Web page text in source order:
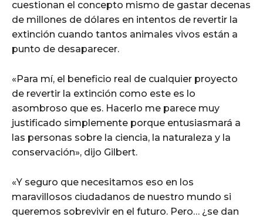
cuestionan el concepto mismo de gastar decenas
de millones de dólares en intentos de revertir la
extinción cuando tantos animales vivos están a
punto de desaparecer.
«Para mí, el beneficio real de cualquier proyecto
de revertir la extinción como este es lo
asombroso que es. Hacerlo me parece muy
justificado simplemente porque entusiasmará a
las personas sobre la ciencia, la naturaleza y la
conservación», dijo Gilbert.
«Y seguro que necesitamos eso en los
maravillosos ciudadanos de nuestro mundo si
queremos sobrevivir en el futuro. Pero… ¿se dan